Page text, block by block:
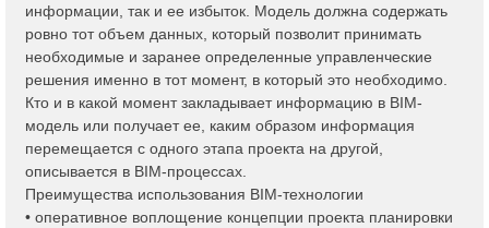
информации, так и ее избыток. Модель должна содержать
ровно тот объем данных, который позволит принимать
необходимые и заранее определенные управленческие
решения именно в тот момент, в который это необходимо.
Кто и в какой момент закладывает информацию в BIM-
модель или получает ее, каким образом информация
перемещается с одного этапа проекта на другой,
описывается в BIM-процессах.
Преимущества использования BIM-технологии
• оперативное воплощение концепции проекта планировки